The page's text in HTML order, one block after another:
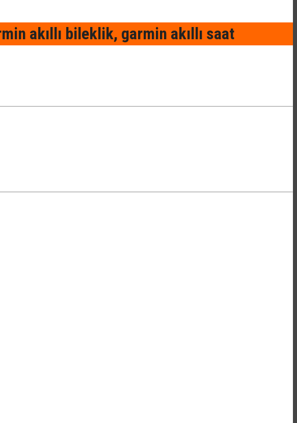
akıllı bileklik, garmin akıllı saat